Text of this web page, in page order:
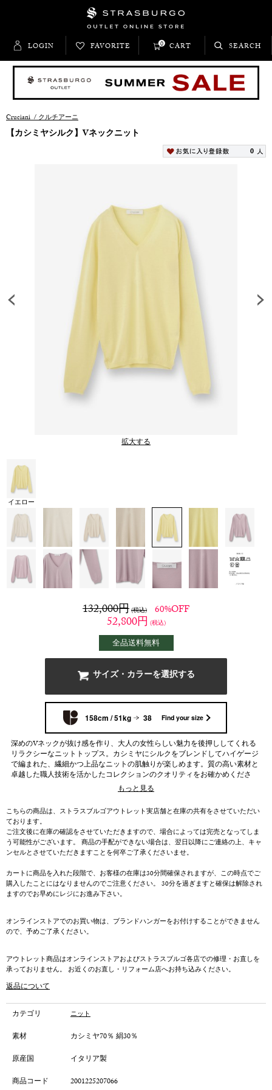
LOGIN FAVORITE CART
0 SEARCH
Cruciani/クルチアーニ
【カシミヤシルク】Vネックニット
0
拡大する
イエロー
132,000円(税込) 60%OFF
52,800円 (税込)
全品送料無料
サイズ・カラーを選択する
158cm / 51kg 38 Find your size
深めのVネックが抜け感を作り、大人の女性らしい魅力を後押ししてくれる
リラクシーなニットトップス。カシミヤにシルクをブレンドしてハイゲージ
で編まれた、繊細かつ上品なニットの肌触りが楽しめます。質の高い素材と
卓越した職人技術を活かしたコレクションのクオリティをお確かめくださ
もっと見る
こちらの商品は、ストラスブルゴアウトレット実店舗と在庫の共有をさせていただい
ております。
ご注文後に在庫の確認をさせていただきますので、場合によっては完売となってしま
う可能性がございます。 商品の手配ができない場合は、翌日以降にご連絡の上、キャ
ンセルとさせていただきますことを何卒ご了承くださいませ。
カートに商品を入れた段階で、お客様の在庫は30分間確保されますが、この時点でご
購入したことにはなりませんのでご注意ください。 30分を過ぎますと確保は解除され
ますのでお早めにレジにお進み下さい。
オンラインストアでのお買い物は、ブランドハンガーをお付けすることができません
ので、予めご了承ください。
アウトレット商品はオンラインストアおよびストラスブルゴ各店での修理・お直しを
承っておりません。 お近くのお直し・リフォーム店へお持ち込みください。
返品について
カテゴリ ニット
素材
カシミヤ70％ 絹30％
原産国
イタリア製
商品コード
2001225207066